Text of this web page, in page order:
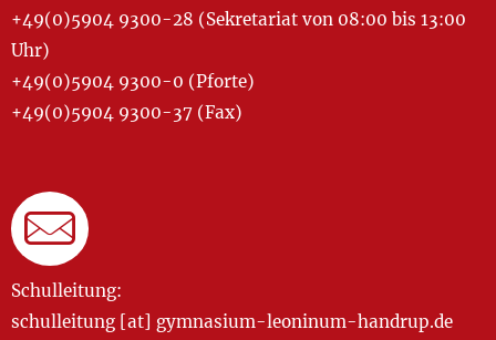
+49(0)5904 9300-28 (Sekretariat von 08:00 bis 13:00
Uhr)
+49(0)5904 9300-0 (Pforte)
+49(0)5904 9300-37 (Fax)
Schulleitung:
schulleitung [at] gymnasium-leoninum-handrup.de